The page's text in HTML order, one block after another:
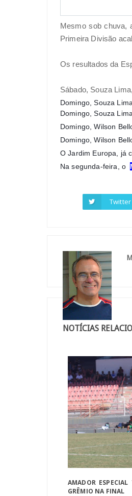
Mesmo sob chuva,
Primeira Divisão
Os resultados da
Sábado, Souza
Domingo, Souza
Domingo, Souza
Domingo, Wilson
Domingo, Wilson
O Jardim Europa, já
Na segunda-feira, o
Twitter
NOTÍCIAS
AMADOR ESPECIAL
GRÊMIO NA FINAL